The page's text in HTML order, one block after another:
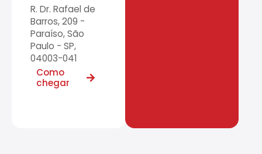
R. Dr. Rafael de
Barros, 209 -
Paraíso, São
Paulo - SP,
04003-041
Como
chegar